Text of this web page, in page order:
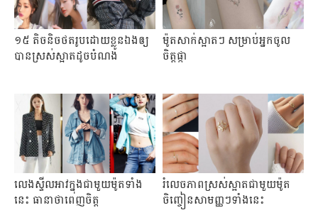
១៥ តិច​និ​ច​ថត​រូប​ដោយ​ខ្លូ​ន​ឯង​ឲ្យ​
បាន​ស្រស់​ស្អាតដូច​បំណង
ម៉ូតសាក់ស្អាតៗ សម្រាប់អ្នកចូល
ចិត្តផ្កា
លេង​ស្ទី​ល​អាវ​ក្នុង​ជា​មួយ​ម៉ូត​ទាំង​
នេះ ធានា​ថា​ពេញ​ចិត្ត
រំលេចភាពស្រស់ស្អាតជាមួយម៉ូត
ចិញ្ចៀនសាមញ្ញៗទាំងនេះ